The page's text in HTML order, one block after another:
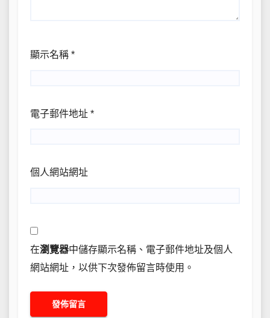
顯示名稱 *
電子郵件地址 *
個人網站網址
在瀏覽器中儲存顯示名稱、電子郵件地址及個人
網站網址，以供下次發佈留言時使用。